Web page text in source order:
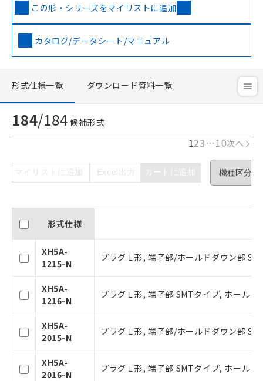
この形・シリーズをマイリストに追加
カタログ/データシート/マニュアル
形式仕様一覧 ダウンロード資料一覧
184/184 候補形式
123…10次へ
マイリストに追加 Excel出力 カートに追加
形式仕様
XH5A-
1215-N
プラグＬ形, 端子部/ホールドダウン部
XH5A-
1216-N
プラグＬ形, 端子部 SMTタイプ, ホール
XH5A-
2015-N
プラグＬ形, 端子部/ホールドダウン部
XH5A-
2016-N
プラグＬ形, 端子部 SMTタイプ, ホール